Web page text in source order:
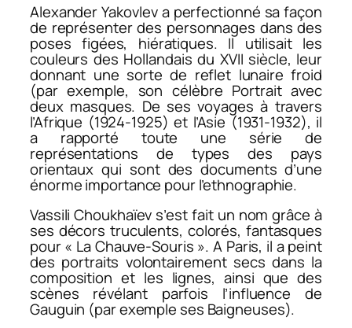
Alexander Yakovlev a perfectionné sa façon
de représenter des personnages dans des
poses figées, hiératiques. Il utilisait les
couleurs des Hollandais du XVII siècle, leur
donnant une sorte de reflet lunaire froid
(par exemple, son célèbre Portrait avec
deux masques. De ses voyages à travers
l’Afrique (1924-1925) et l’Asie (1931-1932), il
a rapporté toute une série de
représentations de types des pays
orientaux qui sont des documents d’une
énorme importance pour l’ethnographie.
Vassili Choukhaïev s’est fait un nom grâce à
ses décors truculents, colorés, fantasques
pour « La Chauve-Souris ». A Paris, il a peint
des portraits volontairement secs dans la
composition et les lignes, ainsi que des
scènes révélant parfois l’influence de
Gauguin (par exemple ses Baigneuses).